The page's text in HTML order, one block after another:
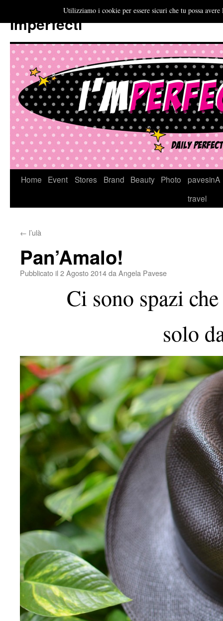
Imperfecti
VaiHome Event Stores Brand Beauty Photo
pavesinA
travel
← l’ulà
Pan’Amalo!
Pubblicato il 2 Agosto 2014da Angela Pavese
Ci sono spazi
solo
Utilizziamo i cookie per essere sicuri che tu possa